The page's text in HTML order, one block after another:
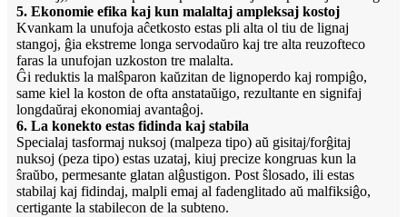
5. Ekonomie efika kaj kun malaltaj ampleksaj kostoj
Kvankam la unufoja aĉetkosto estas pli alta ol tiu de lignaj
stangoj, ĝia ekstreme longa servodaŭro kaj tre alta reuzofteco
faras la unufojan uzkoston tre malalta.
Ĝi reduktis la malŝparon kaŭzitan de lignoperdo kaj rompiĝo,
same kiel la koston de ofta anstataŭigo, rezultante en signifaj
longdaŭraj ekonomiaj avantaĝoj.
6. La konekto estas fidinda kaj stabila
Specialaj tasformaj nuksoj (malpeza tipo) aŭ gisitaj/forĝitaj
nuksoj (peza tipo) estas uzataj, kiuj precize kongruas kun la
ŝraŭbo, permesante glatan alĝustigon. Post ŝlosado, ili estas
stabilaj kaj fidindaj, malpli emaj al fadenglitado aŭ malfiksiĝo,
certigante la stabilecon de la subteno.